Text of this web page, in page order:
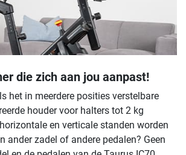
die zich aan jou aanpast!
het in meerdere posities verstelbare
houder voor halters tot 2 kg
en verticale standen worden
ander zadel of andere pedalen? Geen